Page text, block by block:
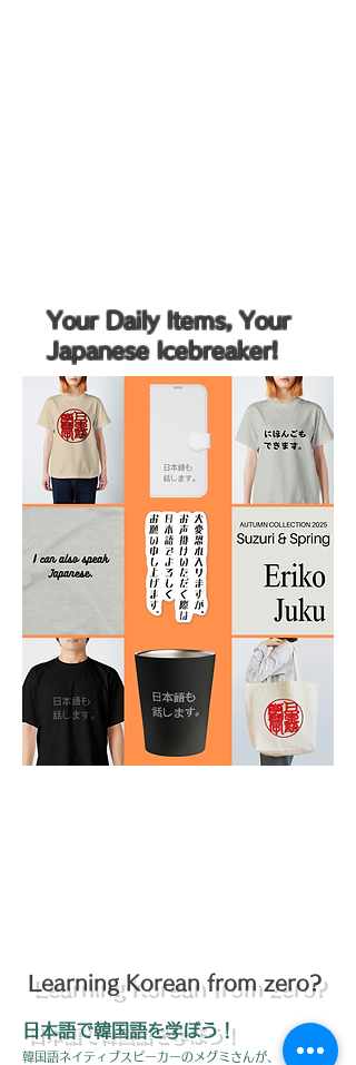
Your Daily Items, Your
Japanese Icebreaker!
Learning Korean from zero?
日本語で韓国語を学ぼう！
韓国語ネイティブスピーカーのメグミさんが、